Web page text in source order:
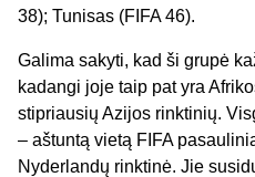
38); Tunisas (FIFA 46).
Galima sakyti, kad ši grupė
kadangi joje taip pat yra
stipriausių Azijos rinktinių.
– aštuntą vietą FIFA
Nyderlandų rinktinė. Jie